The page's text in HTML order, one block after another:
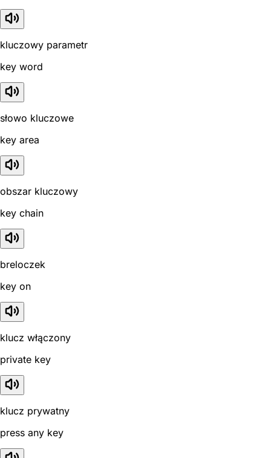
kluczowy parametr
key word
słowo kluczowe
key area
obszar kluczowy
key chain
breloczek
key on
klucz włączony
private key
klucz prywatny
press any key